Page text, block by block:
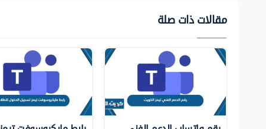
مقالات ذات صلة